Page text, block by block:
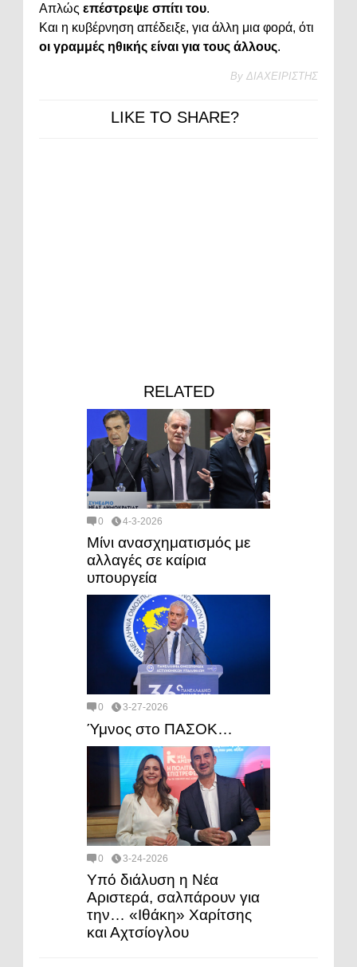
Απλώς επέστρεψε σπίτι του.
Και η κυβέρνηση απέδειξε, για άλλη μια φορά, ότι
οι γραμμές ηθικής είναι για τους άλλους.
By ΔΙΑΧΕΙΡΙΣΤΗΣ
LIKE TO SHARE?
RELATED
0 4-3-2026
Μίνι ανασχηματισμός με
αλλαγές σε καίρια
υπουργεία
0 3-27-2026
Ύμνος στο ΠΑΣΟΚ…
0 3-24-2026
Υπό διάλυση η Νέα
Αριστερά, σαλπάρουν για
την… «Ιθάκη» Χαρίτσης
και Αχτσίογλου